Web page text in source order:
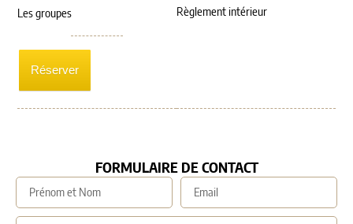
Les groupes
Réserver
Règlement intérieur
FORMULAIRE DE CONTACT